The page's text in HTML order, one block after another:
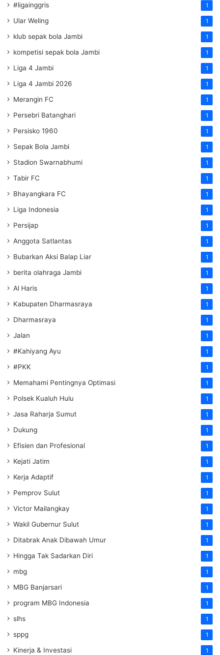
#ligainggris 1
Ular Weling 1
klub sepak bola Jambi 1
kompetisi sepak bola Jambi 1
Liga 4 Jambi 1
Liga 4 Jambi 2026 1
Merangin FC 1
Persebri Batanghari 1
Persisko 1960 1
Sepak Bola Jambi 1
Stadion Swarnabhumi 1
Tabir FC 1
Bhayangkara FC 1
Liga Indonesia 1
Persijap 1
Anggota Satlantas 1
Bubarkan Aksi Balap Liar 1
berita olahraga Jambi 1
Al Haris 1
Kabupaten Dharmasraya 1
Dharmasraya 1
Jalan 1
#Kahiyang Ayu 1
#PKK 1
Memahami Pentingnya Optimasi 1
Polsek Kualuh Hulu 1
Jasa Raharja Sumut 1
Dukung 1
Efisien dan Profesional 1
Kejati Jatim 1
Kerja Adaptif 1
Pemprov Sulut 1
Victor Mailangkay 1
Wakil Gubernur Sulut 1
Ditabrak Anak Dibawah Umur 1
Hingga Tak Sadarkan Diri 1
mbg 1
MBG Banjarsari 1
program MBG Indonesia 1
slhs 1
sppg 1
Kinerja & Investasi 1